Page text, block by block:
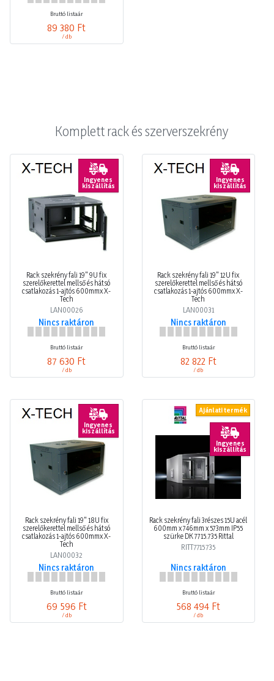
Bruttó listaár
89 380 Ft
/ db
Komplett rack és szerverszekrény
Ingyenes
kiszállítás
Rack szekrény fali 19" 9U fix
szerelőkerettel mellső és hátsó
csatlakozás 1-ajtós 600mmx X-
Tech
LAN00026
Nincs raktáron
Bruttó listaár
87 630 Ft
/ db
Ingyenes
kiszállítás
Rack szekrény fali 19" 12U fix
szerelőkerettel mellső és hátsó
csatlakozás 1-ajtós 600mmx X-
Tech
LAN00031
Nincs raktáron
Bruttó listaár
82 822 Ft
/ db
Ingyenes
kiszállítás
Rack szekrény fali 19" 18U fix
szerelőkerettel mellső és hátsó
csatlakozás 1-ajtós 600mmx X-
Tech
LAN00032
Nincs raktáron
Bruttó listaár
69 596 Ft
/ db
Ajánlati termék
Ingyenes
kiszállítás
Rack szekrény fali 3részes 15U acél
600mm x 746mm x 573mm IP55
szürke DK 7715.735 Rittal
RITT7715735
Nincs raktáron
Bruttó listaár
568 494 Ft
/ db